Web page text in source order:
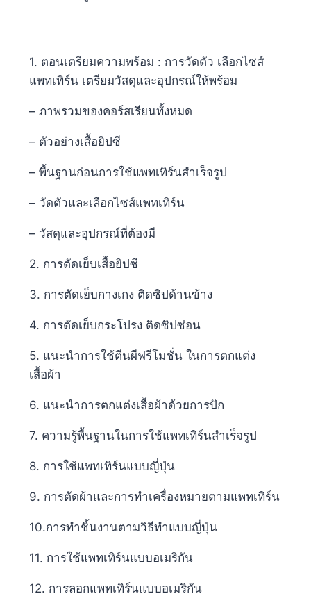
1. ตอนเตรียมความพร้อม : การวัดตัว เลือกไซส์
แพทเทิร์น เตรียมวัสดุและอุปกรณ์ให้พร้อม
– ภาพรวมของคอร์สเรียนทั้งหมด
– ตัวอย่างเสื้อยิปซี
– พื้นฐานก่อนการใช้แพทเทิร์นสำเร็จรูป
– วัดตัวและเลือกไซส์แพทเทิร์น
– วัสดุและอุปกรณ์ที่ต้องมี
2. การตัดเย็บเสื้อยิปซี
3. การตัดเย็บกางเกง ติดซิปด้านข้าง
4. การตัดเย็บกระโปรง ติดซิปซ่อน
5. แนะนำการใช้ตีนผีฟรีโมชั่น ในการตกแต่ง
เสื้อผ้า
6. แนะนำการตกแต่งเสื้อผ้าด้วยการปัก
7. ความรู้พื้นฐานในการใช้แพทเทิร์นสำเร็จรูป
8. การใช้แพทเทิร์นแบบญี่ปุ่น
9. การตัดผ้าและการทำเครื่องหมายตามแพทเทิร์น
10.การทำชิ้นงานตามวิธีทำแบบญี่ปุ่น
11. การใช้แพทเทิร์นแบบอเมริกัน
12. การลอกแพทเทิร์นแบบอเมริกัน